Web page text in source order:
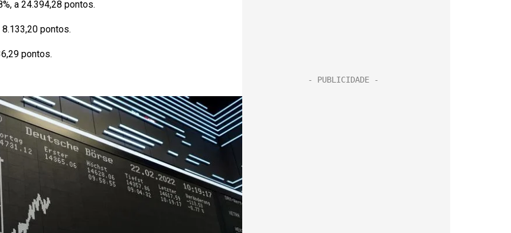
a 24.394,28 pontos.
pontos.
pontos.